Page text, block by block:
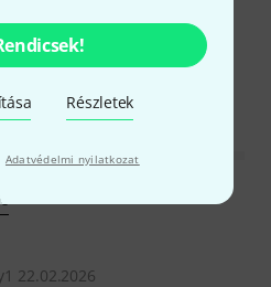
Részletek
Adatvédelmi nyilatkozat
22.02.2026